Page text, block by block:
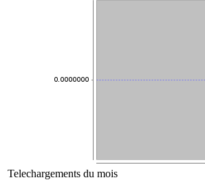
Telechargements du mois